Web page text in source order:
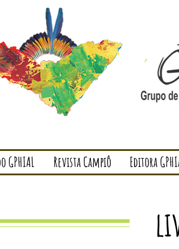
GPHIAL Revista Campiô Editora